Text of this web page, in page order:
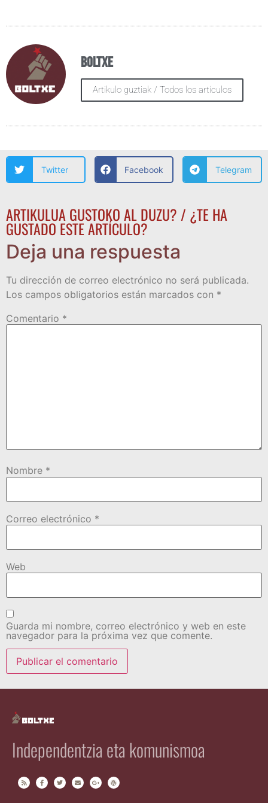
Boltxe
Artikulo guztiak / Todos los artículos
Twitter Facebook Telegram
ARTIKULUA GUSTOKO AL DUZU? / ¿TE HA
GUSTADO ESTE ARTÍCULO?
Deja una respuesta
Tu dirección de correo electrónico no será publicada.
Los campos obligatorios están marcados con *
Comentario *
Nombre *
Correo electrónico *
Web
Guarda mi nombre, correo electrónico y web en este
navegador para la próxima vez que comente.
Independentzia eta komunismoa